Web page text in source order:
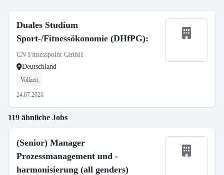
Duales Studium
Sport-/Fitnessökonomie (DHfPG):
CN Fitnesspoint GmbH
Deutschland
Vollzeit
24.07.2026
119 ähnliche Jobs
(Senior) Manager
Prozessmanagement und -
harmonisierung (all genders)